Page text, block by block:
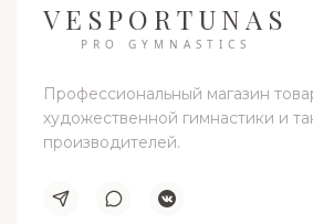
VESPORTUNAS
PRO GYMNASTICS
Профессиональный магазин
художественной гимнастики и
производителей.